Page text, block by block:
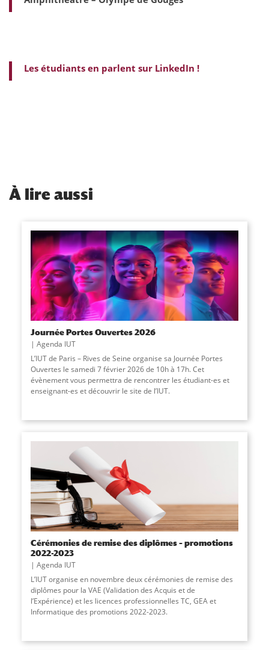
Les étudiants en parlent sur LinkedIn !
À lire aussi
Journée Portes Ouvertes 2026
Agenda IUT
L’IUT de Paris – Rives de Seine organise sa Journée Portes
Ouvertes le samedi 7 février 2026 de 10h à 17h. Cet
évènement vous permettra de rencontrer les étudiant-es et
enseignant-es et découvrir le site de l’IUT.
Cérémonies de remise des diplômes – promotions
2022-2023
Agenda IUT
L’IUT organise en novembre deux cérémonies de remise des
diplômes pour la VAE (Validation des Acquis et de
l’Expérience) et les licences professionnelles TC, GEA et
Informatique des promotions 2022-2023.